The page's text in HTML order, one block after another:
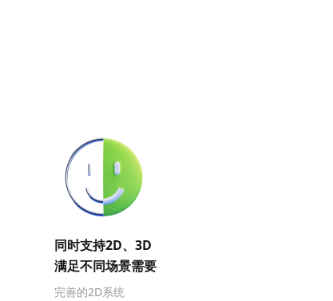
同时支持2D、3D
满足不同场景需要
完善的2D系统